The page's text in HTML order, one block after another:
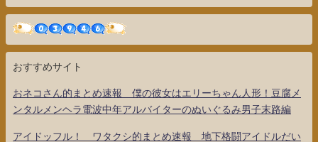
おすすめサイト
おネコさん的まとめ速報 僕の彼女はエリーちゃん人形！豆腐メ
ンタルメンヘラ電波中年アルバイターのぬいぐるみ男子末路編
アイドッフル！ ワタクシ的まとめ速報 地下格闘アイドルだい